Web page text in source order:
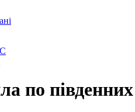
по